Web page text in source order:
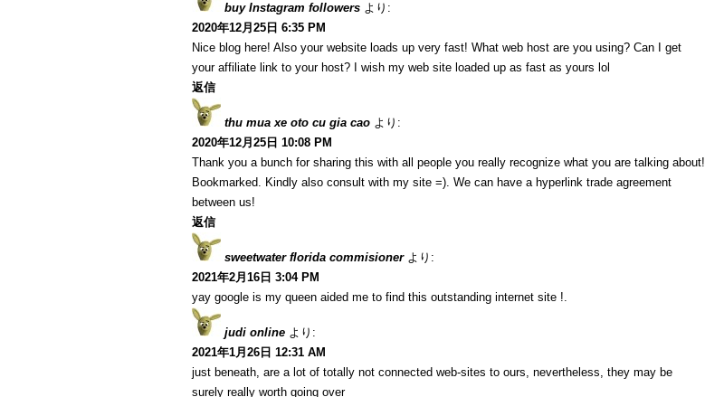
buy Instagram followers より:
2020年12月25日 6:35 PM
Nice blog here! Also your website loads up very fast! What web host are you using? Can I get
your affiliate link to your host? I wish my web site loaded up as fast as yours lol
返信
thu mua xe oto cu gia cao より:
2020年12月25日 10:08 PM
Thank you a bunch for sharing this with all people you really recognize what you are talking about!
Bookmarked. Kindly also consult with my site =). We can have a hyperlink trade agreement
between us!
返信
sweetwater florida commisioner より:
2021年2月16日 3:04 PM
yay google is my queen aided me to find this outstanding internet site !.
judi online より:
2021年1月26日 12:31 AM
just beneath, are a lot of totally not connected web-sites to ours, nevertheless, they may be
surely really worth going over